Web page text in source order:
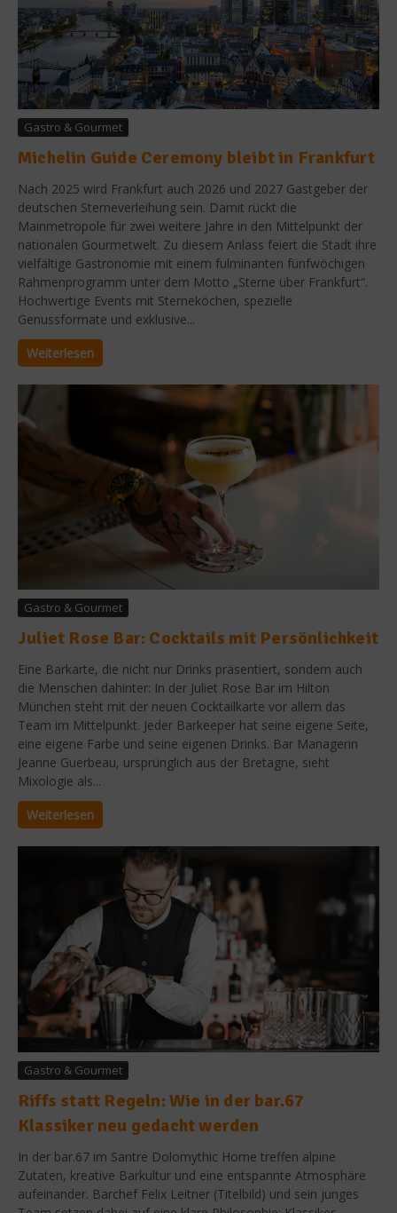
Gastro & Gourmet
Michelin Guide Ceremony bleibt in Frankfurt
Nach 2025 wird Frankfurt auch 2026 und 2027 Gastgeber der
deutschen Sterneverleihung sein. Damit rückt die
Mainmetropole für zwei weitere Jahre in den Mittelpunkt der
nationalen Gourmetwelt. Zu diesem Anlass feiert die Stadt ihre
vielfältige Gastronomie mit einem fulminanten fünfwöchigen
Rahmenprogramm unter dem Motto „Sterne über Frankfurt“.
Hochwertige Events mit Sterneköchen, spezielle
Genussformate und exklusive...
Weiterlesen
Gastro & Gourmet
Juliet Rose Bar: Cocktails mit Persönlichkeit
Eine Barkarte, die nicht nur Drinks präsentiert, sondern auch
die Menschen dahinter: In der Juliet Rose Bar im Hilton
München steht mit der neuen Cocktailkarte vor allem das
Team im Mittelpunkt. Jeder Barkeeper hat seine eigene Seite,
eine eigene Farbe und seine eigenen Drinks. Bar Managerin
Jeanne Guerbeau, ursprünglich aus der Bretagne, sieht
Mixologie als...
Weiterlesen
Gastro & Gourmet
Riffs statt Regeln: Wie in der bar.67
Klassiker neu gedacht werden
In der bar.67 im Santre Dolomythic Home treffen alpine
Zutaten, kreative Barkultur und eine entspannte Atmosphäre
aufeinander. Barchef Felix Leitner (Titelbild) und sein junges